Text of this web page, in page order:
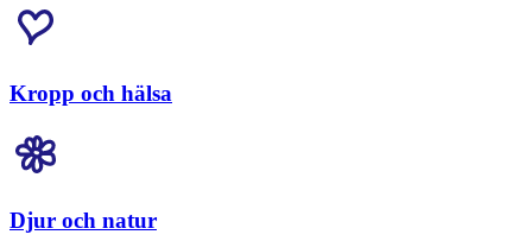
Kropp och hälsa
Djur och natur